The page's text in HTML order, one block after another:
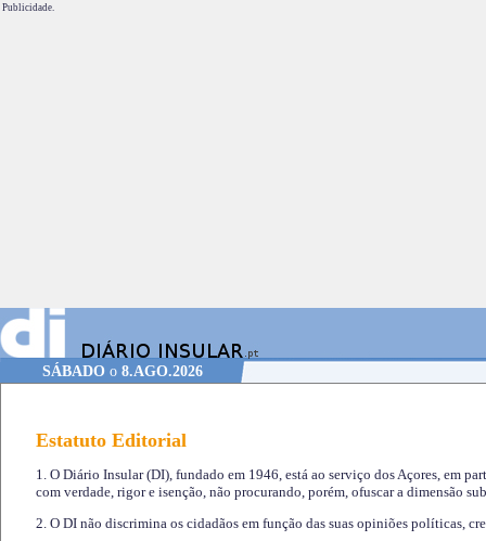
Publicidade.
SÁBADOo 8.AGO.2026
Estatuto Editorial
1. O Diário Insular (DI), fundado em 1946, está ao serviço dos Açores, em
com verdade, rigor e isenção, não procurando, porém, ofuscar a dimensão
2. O DI não discrimina os cidadãos em função das suas opiniões políticas,